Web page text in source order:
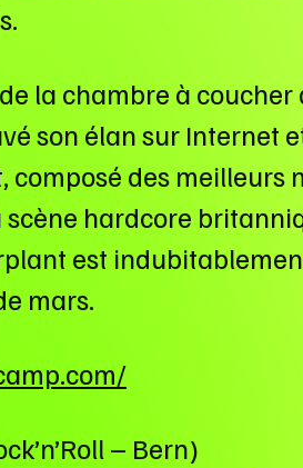
la chambre à coucher
son élan sur Internet
des meilleurs
hardcore
est
mars.
– Bern)